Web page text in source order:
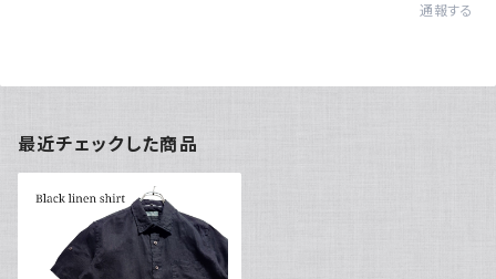
通報する
最近チェックした商品